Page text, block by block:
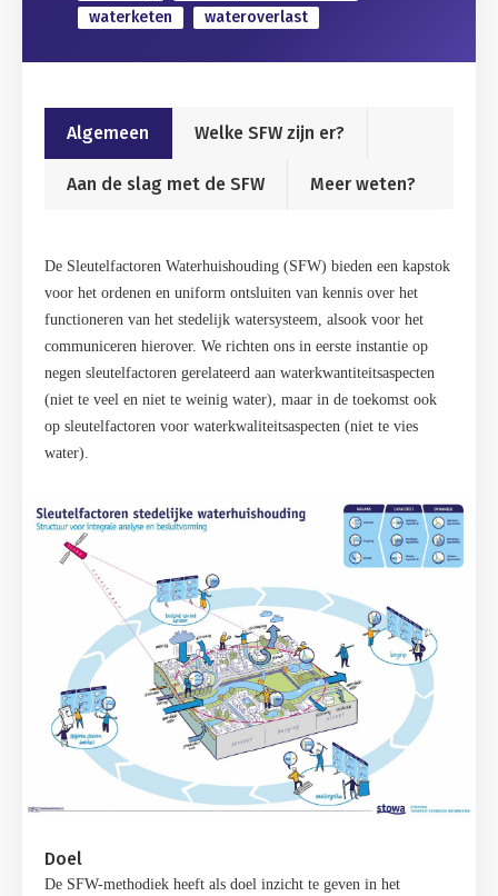
waterketen
wateroverlast
Algemeen Welke SFW zijn er?
Aan de slag met de SFW Meer weten?
De Sleutelfactoren Waterhuishouding (SFW) bieden een kapstok
voor het ordenen en uniform ontsluiten van kennis over het
functioneren van het stedelijk watersysteem, alsook voor het
communiceren hierover. We richten ons in eerste instantie op
negen sleutelfactoren gerelateerd aan waterkwantiteitsaspecten
(niet te veel en niet te weinig water), maar in de toekomst ook
op sleutelfactoren voor waterkwaliteitsaspecten (niet te vies
water).
Doel
De SFW-methodiek heeft als doel inzicht te geven in het